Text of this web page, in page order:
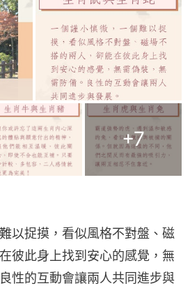
+7
以捉摸，看似風格不對盤、磁
彼此身上找到安心的感覺，無
性的互動會讓兩人共同進步與